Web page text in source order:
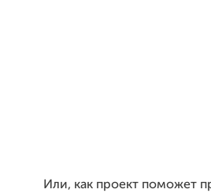
Или, как проект поможет